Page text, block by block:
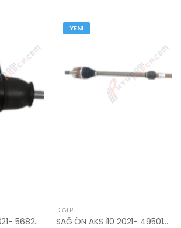
ROTBAŞI SOL İ10 2021- 56825-K7000-MOBIS
YENI
DIĞER
SAĞ ÖN AKS İ10 2021- 49501-K7100-MOBIS